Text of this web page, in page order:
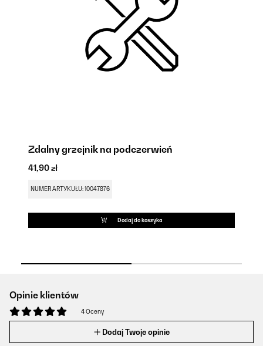
Zdalny grzejnik na podczerwień
41,90 zł
NUMER ARTYKUŁU: 10047876
Dodaj do koszyka
Opinie klientów
4 Oceny
Dodaj Twoje opinie